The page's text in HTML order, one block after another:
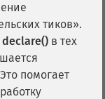
тиков».
declare() в тех
помогает